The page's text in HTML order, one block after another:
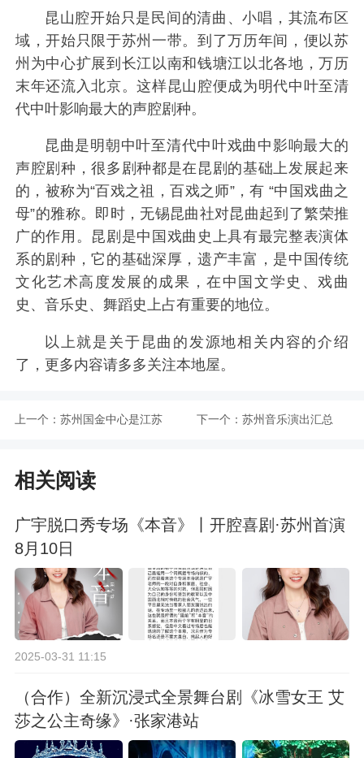
昆山腔开始只是民间的清曲、小唱，其流布区
域，开始只限于苏州一带。到了万历年间，便以苏
州为中心扩展到长江以南和钱塘江以北各地，万历
末年还流入北京。这样昆山腔便成为明代中叶至清
代中叶影响最大的声腔剧种。
昆曲是明朝中叶至清代中叶戏曲中影响最大的
声腔剧种，很多剧种都是在昆剧的基础上发展起来
的，被称为“百戏之祖，百戏之师”，有 “中国戏曲之
母”的雅称。即时，无锡昆曲社对昆曲起到了繁荣推
广的作用。昆剧是中国戏曲史上具有最完整表演体
系的剧种，它的基础深厚，遗产丰富，是中国传统
文化艺术高度发展的成果，在中国文学史、戏曲
史、音乐史、舞蹈史上占有重要的地位。
以上就是关于昆曲的发源地相关内容的介绍
了，更多内容请多多关注本地屋。
上一个： 苏州国金中心是江苏 下一个： 苏州音乐演出汇总
相关阅读
广宇脱口秀专场《本音》丨开腔喜剧·苏州首演
8月10日
2025-03-31 11:15
（合作）全新沉浸式全景舞台剧《冰雪女王 艾
莎之公主奇缘》·张家港站